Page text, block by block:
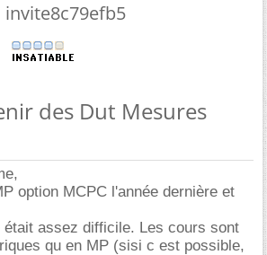
invite8c79efb5
des Dut Mesures
option MCPC l'année dernière et
était assez difficile. Les cours sont
qu en MP (sisi c est possible,